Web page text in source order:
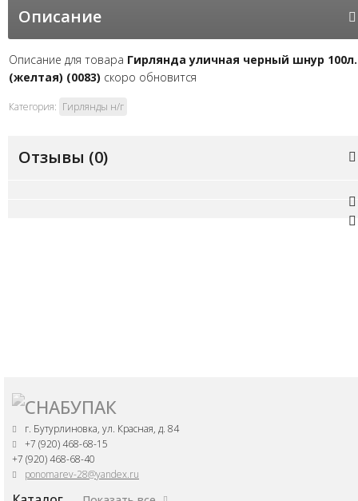
Описание
Описание для товара Гирлянда уличная черный шнур 100л.
(желтая) (0083) скоро обновится
Категория: Гирлянды н/г
Отзывы (0)
г. Бутурлиновка, ул. Красная, д. 84
+7 (920) 468-68-15
+7 (920) 468-68-40
ponomarev-28@yandex.ru